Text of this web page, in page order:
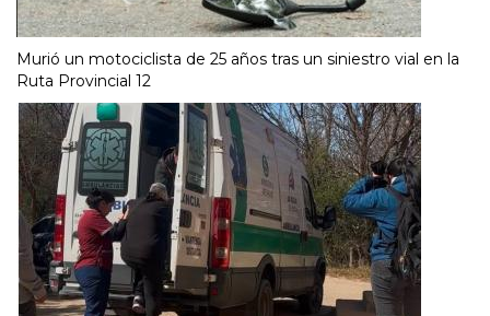
Murió un motociclista de 25 años tras un siniestro vial en la
Ruta Provincial 12